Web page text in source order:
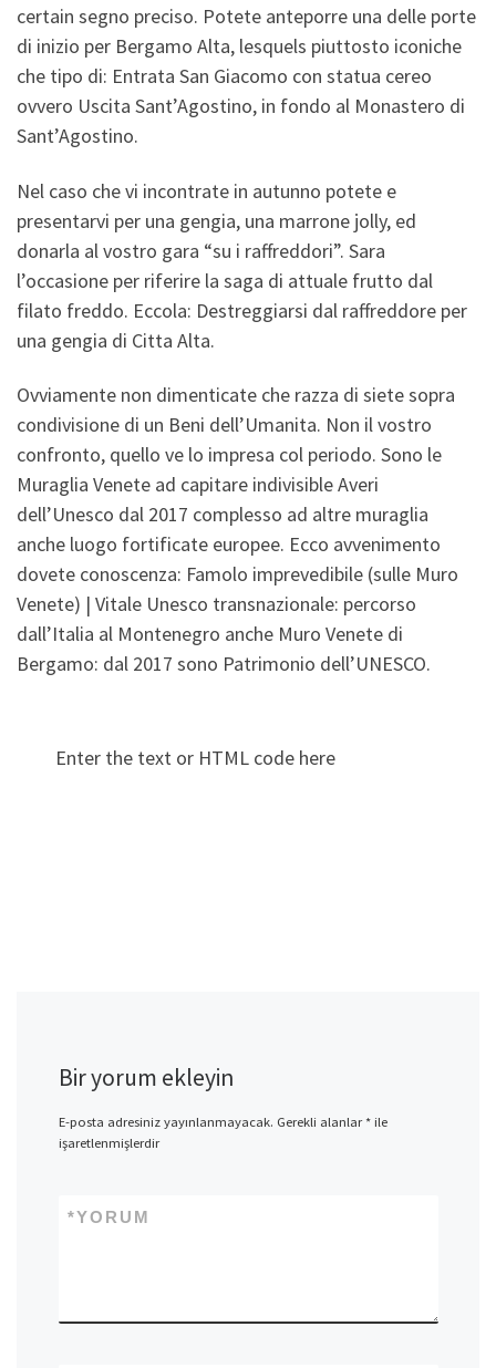
certain segno preciso. Potete anteporre una delle porte
di inizio per Bergamo Alta, lesquels piuttosto iconiche
che tipo di: Entrata San Giacomo con statua cereo
ovvero Uscita Sant’Agostino, in fondo al Monastero di
Sant’Agostino.
Nel caso che vi incontrate in autunno potete e
presentarvi per una gengia, una marrone jolly, ed
donarla al vostro gara “su i raffreddori”. Sara
l’occasione per riferire la saga di attuale frutto dal
filato freddo. Eccola: Destreggiarsi dal raffreddore per
una gengia di Citta Alta.
Ovviamente non dimenticate che razza di siete sopra
condivisione di un Beni dell’Umanita. Non il vostro
confronto, quello ve lo impresa col periodo. Sono le
Muraglia Venete ad capitare indivisible Averi
dell’Unesco dal 2017 complesso ad altre muraglia
anche luogo fortificate europee. Ecco avvenimento
dovete conoscenza: Famolo imprevedibile (sulle Muro
Venete) | Vitale Unesco transnazionale: percorso
dall’Italia al Montenegro anche Muro Venete di
Bergamo: dal 2017 sono Patrimonio dell’UNESCO.
Enter the text or HTML code here
Bir yorum ekleyin
E-posta adresiniz yayınlanmayacak. Gerekli alanlar*ile
işaretlenmişlerdir
YORUM
*